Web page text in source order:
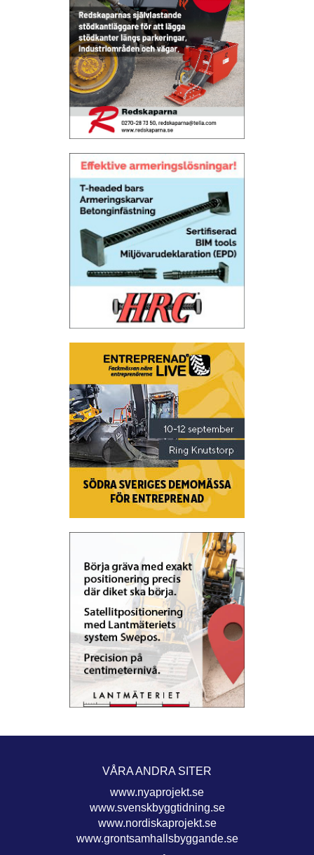
VÅRA ANDRA SITER
www.nyaprojekt.se
www.svenskbyggtidning.se
www.nordiskaprojekt.se
www.grontsamhallsbyggande.se